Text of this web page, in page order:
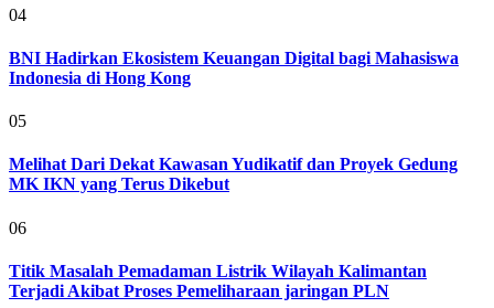
04
BNI Hadirkan Ekosistem Keuangan Digital bagi Mahasiswa
Indonesia di Hong Kong
05
Melihat Dari Dekat Kawasan Yudikatif dan Proyek Gedung
MK IKN yang Terus Dikebut
06
Titik Masalah Pemadaman Listrik Wilayah Kalimantan
Terjadi Akibat Proses Pemeliharaan jaringan PLN